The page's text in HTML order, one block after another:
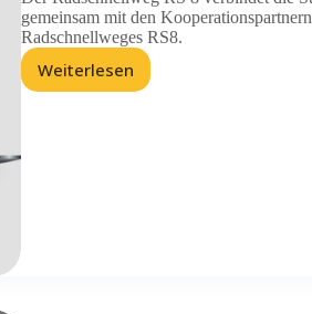
gemeinsam mit den
Radschnellweges RS8.
Weiterlesen
RS8-